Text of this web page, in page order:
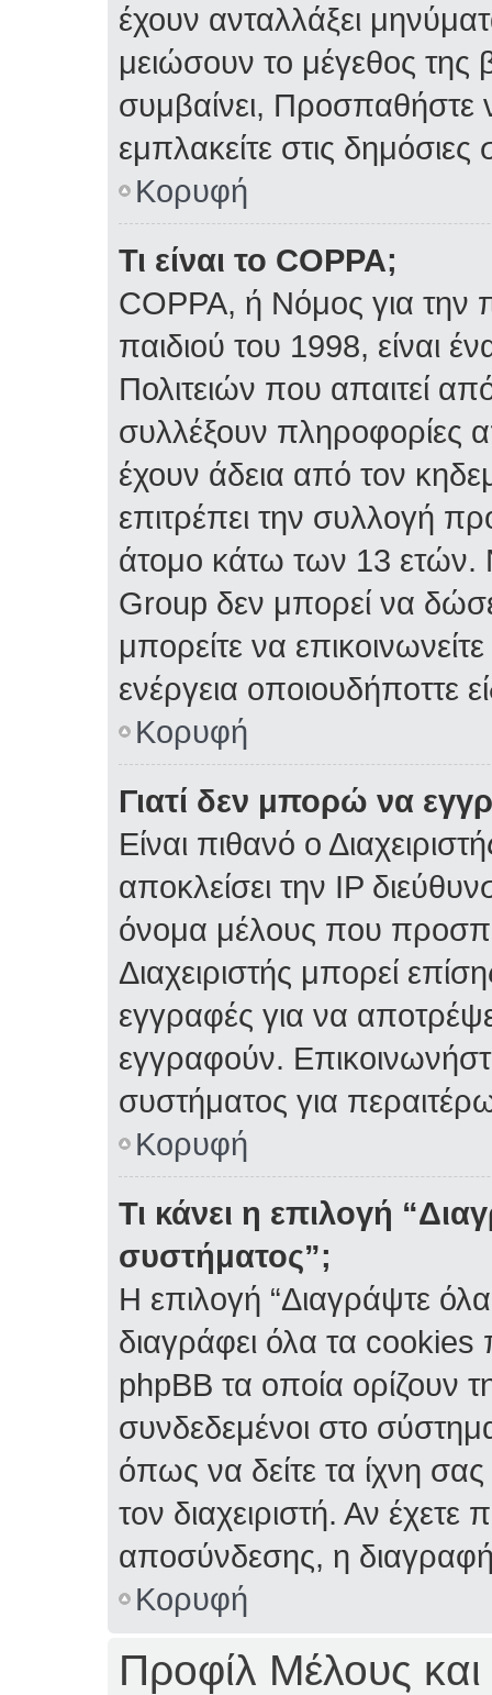
έχουν ανταλλάξει
μειώσουν το μέγεθος
συμβαίνει, Προσπαθήστε
εμπλακείτε στις δημόσιες
Κορυφή
Τι είναι το COPPA;
COPPA, ή Νόμος για την
παιδιού του 1998, είναι
Πολιτειών που απαιτεί
συλλέξουν πληροφορίες
έχουν άδεια από τον
επιτρέπει την συλλογή
άτομο κάτω των 13 ετών.
Group δεν μπορεί να
μπορείτε να
ενέργεια
Κορυφή
Γιατί δεν μπορώ να
Είναι πιθανό ο
αποκλείσει την IP
όνομα μέλους που
Διαχειριστής μπορεί
εγγραφές για να
εγγραφούν.
συστήματος για
Κορυφή
Τι κάνει η επιλογή
συστήματος”;
Η επιλογή “Διαγράψτε
διαγράφει όλα τα cookies
phpBB τα οποία ορίζουν
συνδεδεμένοι στο
όπως να δείτε τα ίχνη
τον διαχειριστή. Αν
αποσύνδεσης, η
Κορυφή
Προφίλ Μέλους και